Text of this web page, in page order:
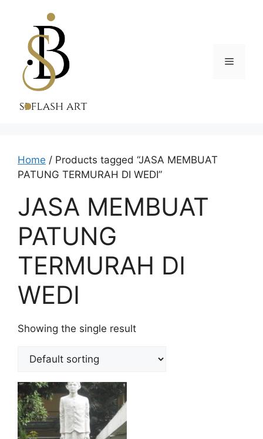
content
Menu
Home / Products tagged “JASA MEMBUAT
PATUNG TERMURAH DI WEDI”
JASA MEMBUAT
PATUNG
TERMURAH DI
WEDI
Showing the single result